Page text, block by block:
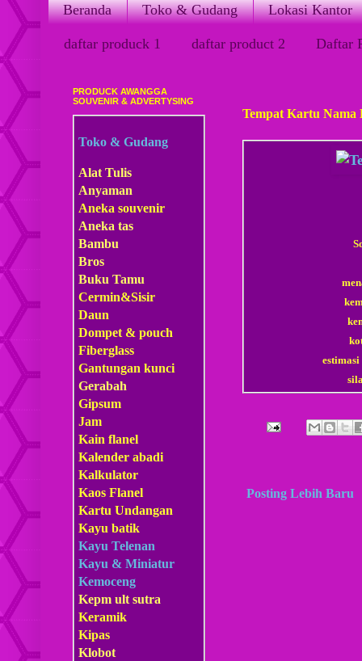
Beranda Toko & Gudang Lokasi Kantor
daftar produck 1 daftar product 2 Daftar
Tempat Kartu Nama
Posting Lebih Baru
PRODUCK AWANGGA
SOUVENIR & ADVERTYSING
Toko & Gudang
Alat Tulis
Anyaman
Aneka souvenir
Aneka tas
Bambu
Bros
Buku Tamu
Cermin&Sisir
Daun
Dompet & pouch
Fiberglass
Gantungan kunci
Gerabah
Gipsum
Jam
Kain flanel
Kalender abadi
Kalkulator
Kaos Flanel
Kartu Undangan
Kayu batik
Kayu Telenan
Kayu & Miniatur
Kemoceng
Kepm ult sutra
Keramik
Kipas
Klobot